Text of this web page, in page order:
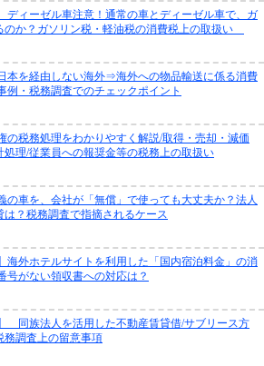
ィーゼル車注意！通常の車とディーゼル車で、ガ
のか？ガソリン税・軽油税の消費税上の取扱い
を経由しない海外⇒海外への物品輸送に係る消費
例・税務調査でのチェックポイント
税務処理をわかりやすく解説/取得・売却・減価
理/従業員への報奨金等の税務上の取扱い
の車を、会社が「無償」で使っても大丈夫か？法人
？税務調査で指摘されるケース
外ホテルサイトを利用した「国内宿泊料金」の消
号がない領収書への対応は？
同族法人を活用した不動産賃貸借/サブリース方
務調査上の留意事項